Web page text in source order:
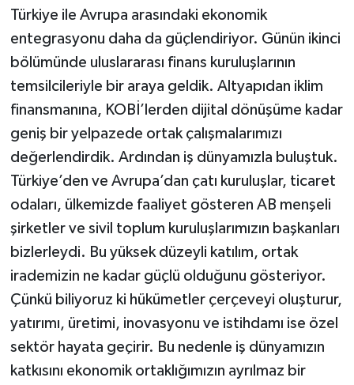
Türkiye ile Avrupa arasındaki ekonomik
entegrasyonu daha da güçlendiriyor. Günün ikinci
bölümünde uluslararası finans kuruluşlarının
temsilcileriyle bir araya geldik. Altyapıdan iklim
finansmanına, KOBİ’lerden dijital dönüşüme kadar
geniş bir yelpazede ortak çalışmalarımızı
değerlendirdik. Ardından iş dünyamızla buluştuk.
Türkiye’den ve Avrupa’dan çatı kuruluşlar, ticaret
odaları, ülkemizde faaliyet gösteren AB menşeli
şirketler ve sivil toplum kuruluşlarımızın başkanları
bizlerleydi. Bu yüksek düzeyli katılım, ortak
irademizin ne kadar güçlü olduğunu gösteriyor.
Çünkü biliyoruz ki hükümetler çerçeveyi oluşturur,
yatırımı, üretimi, inovasyonu ve istihdamı ise özel
sektör hayata geçirir. Bu nedenle iş dünyamızın
katkısını ekonomik ortaklığımızın ayrılmaz bir